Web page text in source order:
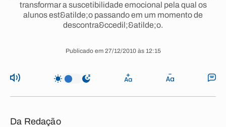
transformar a suscetibilidade emocional pela qual os
alunos est&atilde;o passando em um momento de
descontra&ccedil;&atilde;o.
Publicado em 27/12/2010 às 12:15
Da Redação